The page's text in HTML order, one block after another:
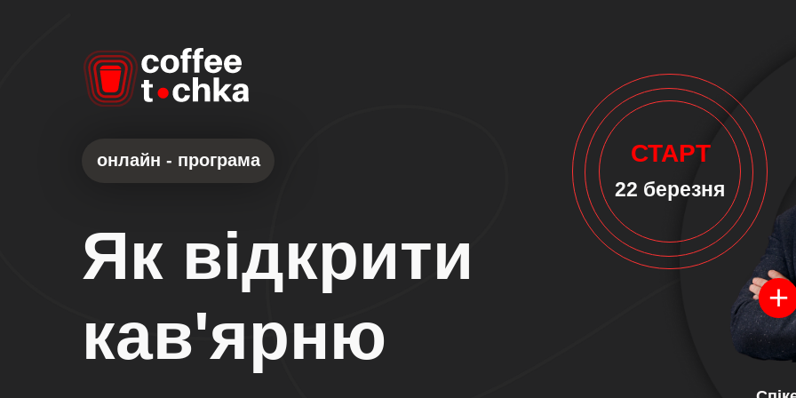
22 березня
СТАРТ
онлайн - програма
Як відкрити
кав'ярню